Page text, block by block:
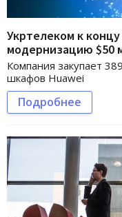
Укртелеком к
модернизацию $50
Компания закупает
шкафов Huawei
Подробнее